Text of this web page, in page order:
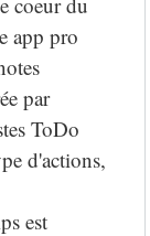
app pro
par
ToDo
d'actions,
est